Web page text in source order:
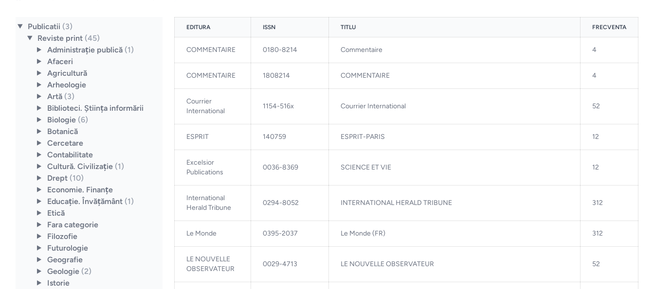
Publicatii (3)
Reviste print (45)
Administraţie publică (1)
Afaceri
Agricultură
Arheologie
Artă (3)
Biblioteci. Ştiinţa informării
Biologie (6)
Botanică
Cercetare
Contabilitate
Cultură. Civilizaţie (1)
Drept (10)
Economie. Finanţe
Educaţie. Învăţământ (1)
Etică
Fara categorie
Filozofie
Futurologie
Geografie
Geologie (2)
Istorie
EDITURA ISSN TITLU FRECVENTA
COMMENTAIRE 0180-8214 Commentaire 4
COMMENTAIRE 1808214 COMMENTAIRE 4
Courrier
International
1154-516x Courrier International 52
ESPRIT 140759 ESPRIT-PARIS 12
Excelsior
Publications
0036-8369 SCIENCE ET VIE 12
International
Herald Tribune
0294-8052 INTERNATIONAL HERALD TRIBUNE 312
Le Monde 0395-2037 Le Monde (FR) 312
LE NOUVELLE
OBSERVATEUR
0029-4713 LE NOUVELLE OBSERVATEUR 52